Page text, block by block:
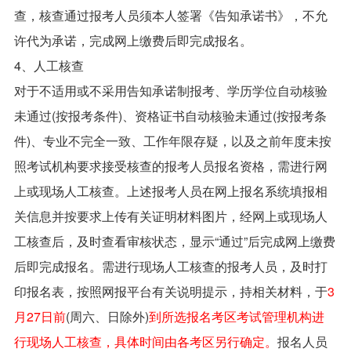
查，核查通过报考人员须本人签署《告知承诺书》，不允
许代为承诺，完成网上缴费后即完成报名。
4、人工核查
对于不适用或不采用告知承诺制报考、学历学位自动核验
未通过(按报考条件)、资格证书自动核验未通过(按报考条
件)、专业不完全一致、工作年限存疑，以及之前年度未按
照考试机构要求接受核查的报考人员报名资格，需进行网
上或现场人工核查。上述报考人员在网上报名系统填报相
关信息并按要求上传有关证明材料图片，经网上或现场人
工核查后，及时查看审核状态，显示“通过”后完成网上缴费
后即完成报名。需进行现场人工核查的报考人员，及时打
印报名表，按照网报平台有关说明提示，持相关材料，于3
月27日前(周六、日除外)到所选报名考区考试管理机构进
行现场人工核查，具体时间由各考区另行确定。报名人员